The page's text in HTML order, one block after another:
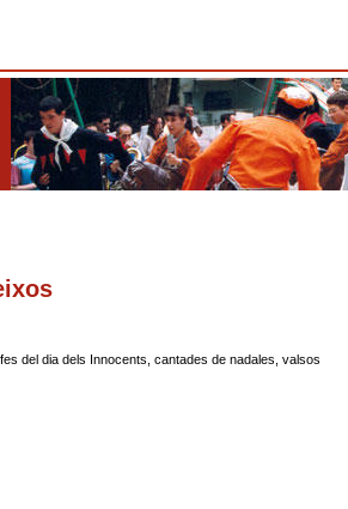
del dia dels Innocents, cantades de nadales, valsos